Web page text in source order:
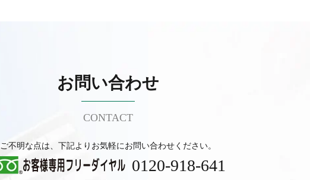
お問い合わせ
CONTACT
ご不明な点は、下記よりお気軽にお問い合わせください。
0120-918-641